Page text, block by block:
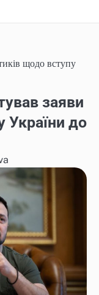
щодо вступу
заяви
України до